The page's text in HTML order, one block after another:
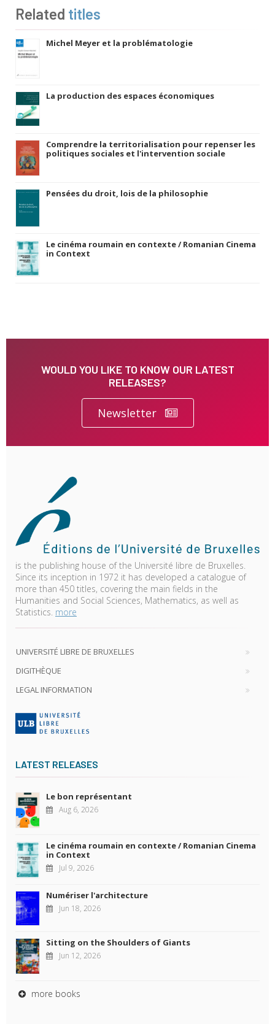
Related titles
Michel Meyer et la problématologie
La production des espaces économiques
Comprendre la territorialisation pour repenser les
politiques sociales et l'intervention sociale
Pensées du droit, lois de la philosophie
Le cinéma roumain en contexte / Romanian Cinema
in Context
WOULD YOU LIKE TO KNOW OUR LATEST
RELEASES?
Newsletter
is the publishing house of the Université libre de Bruxelles.
Since its inception in 1972 it has developed a catalogue of
more than 450 titles, covering the main fields in the
Humanities and Social Sciences, Mathematics, as well as
Statistics. more
UNIVERSITÉ LIBRE DE BRUXELLES
DIGITHÈQUE
LEGAL INFORMATION
LATEST RELEASES
Le bon représentant
Aug 6, 2026
Le cinéma roumain en contexte / Romanian Cinema
in Context
Jul 9, 2026
Numériser l'architecture
Jun 18, 2026
Sitting on the Shoulders of Giants
Jun 12, 2026
more books